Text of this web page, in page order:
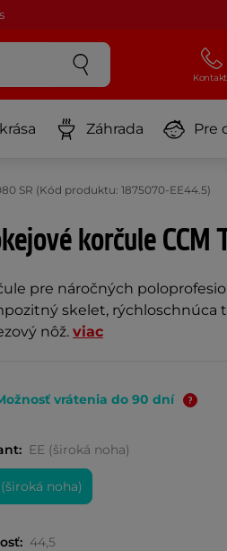
Záhrada Pre
SR (Kód produktu: 1875070-EE44.5)
korčule CCM
pre náročných
skelet, rýchloschnúca
nôž. viac
vrátenia do 90 dní
EE (široká noha)
(široká noha)
44,5